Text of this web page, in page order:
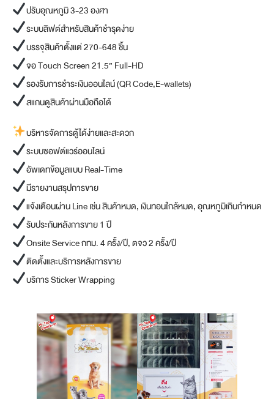
ปรับอุณหภูมิ 3-23 องศา
ระบบลิฟต์สำหรับสินค้าชำรุดง่าย
บรรจุสินค้าตั้งแต่ 270-648 ชิ้น
จอ Touch Screen 21.5” Full-HD
รองรับการชำระเงินออนไลน์ (QR Code,E-wallets)
สแกนดูสินค้าผ่านมือถือได้
บริหารจัดการตู้ได้ง่ายและสะดวก
ระบบซอฟต์แวร์ออนไลน์
อัพเดทข้อมูลแบบ Real-Time
มีรายงานสรุปการขาย
แจ้งเตือนผ่าน Line เช่น สินค้าหมด, เงินทอนใกล้หมด, อุณหภูมิเกินกำหนด
รับประกันหลังการขาย 1 ปี
Onsite Service กทม. 4 ครั้ง/ปี, ตจว 2 ครั้ง/ปี
ติดตั้งและบริการหลังการขาย
บริการ Sticker Wrapping